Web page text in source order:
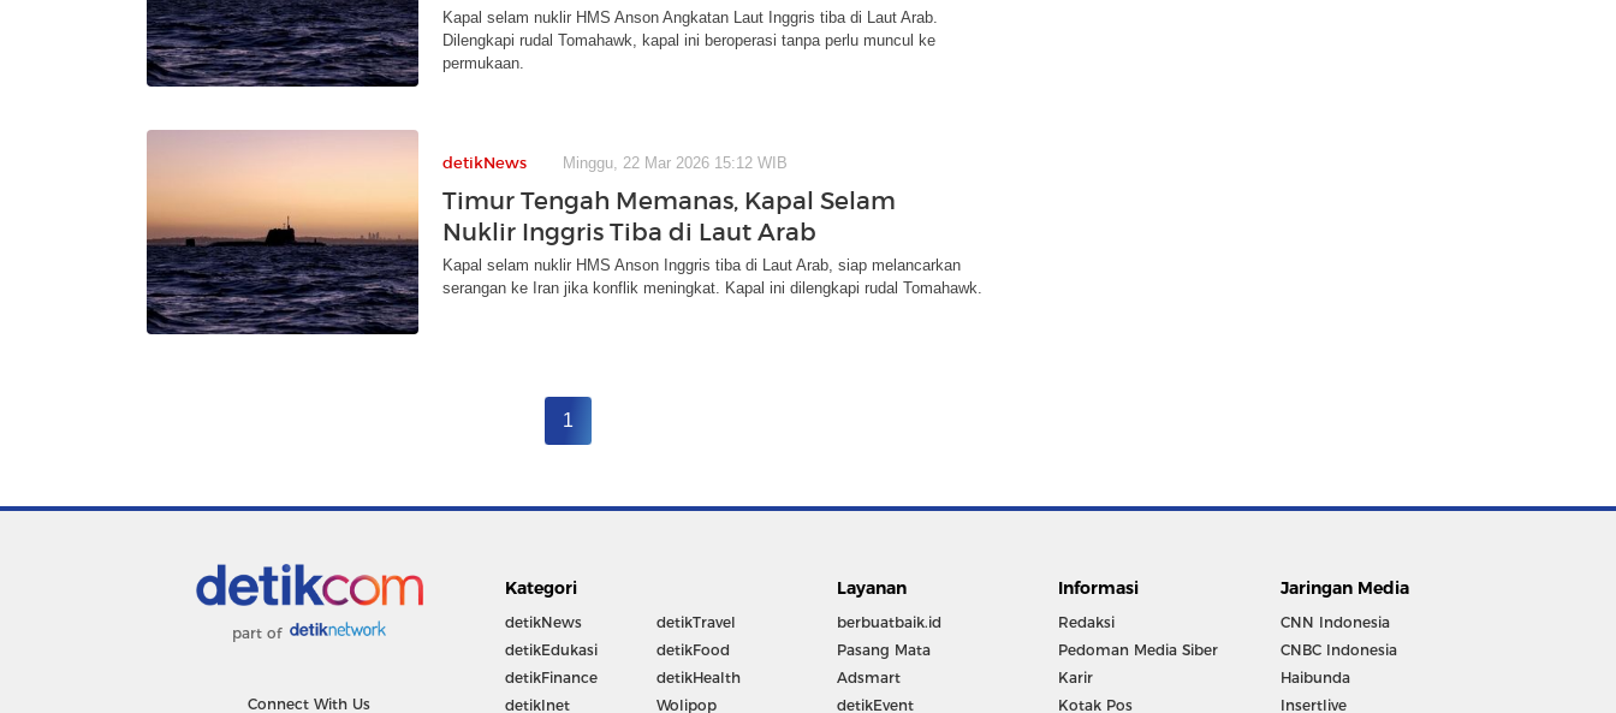
Kapal selam nuklir HMS Anson Angkatan Laut Inggris tiba di Laut Arab.
Dilengkapi rudal Tomahawk, kapal ini beroperasi tanpa perlu muncul ke
permukaan.
detikNews Minggu, 22 Mar 2026 15:12 WIB
Timur Tengah Memanas, Kapal Selam
Nuklir Inggris Tiba di Laut Arab
Kapal selam nuklir HMS Anson Inggris tiba di Laut Arab, siap melancarkan
serangan ke Iran jika konflik meningkat. Kapal ini dilengkapi rudal Tomahawk.
1
part of
Connect With Us
Kategori
detikNews
detikEdukasi
detikFinance
detikInet
detikTravel
detikFood
detikHealth
Wolipop
Layanan
berbuatbaik.id
Pasang Mata
Adsmart
detikEvent
Informasi
Redaksi
Pedoman Media Siber
Karir
Kotak Pos
Jaringan Media
CNN Indonesia
CNBC Indonesia
Haibunda
Insertlive